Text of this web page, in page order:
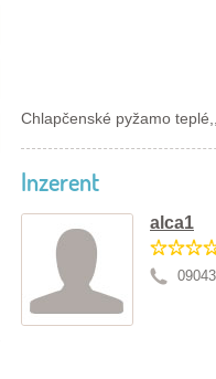
Chlapčenské pyžamo
Inzerent
alca1